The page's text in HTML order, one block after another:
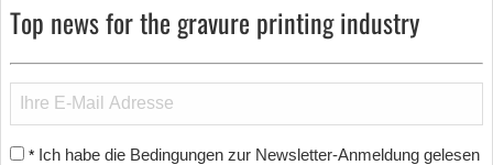
Top news for the gravure printing industry
* Ich habe die Bedingungen zur Newsletter-Anmeldung gelesen